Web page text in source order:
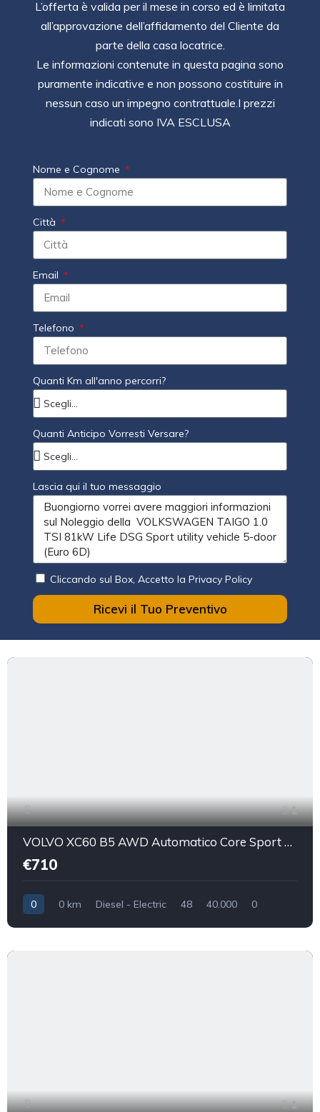
L’offerta è valida per il mese in corso ed è limitata
all’approvazione dell’affidamento del Cliente da
parte della casa locatrice.
Le informazioni contenute in questa pagina sono
puramente indicative e non possono costituire in
nessun caso un impegno contrattuale.I prezzi
indicati sono IVA ESCLUSA
Nome e Cognome
Città
Email
Telefono
Quanti Km all'anno percorri?
Quanti Anticipo Vorresti Versare?
Lascia qui il tuo messaggio
Cliccando sul Box, Accetto la Privacy Policy
Ricevi il Tuo Preventivo
1
VOLVO XC60 B5 AWD Automatico Core Sport Utility Vehicle 5-Door (Euro 6D)
€710
0 0 km Diesel - Electric 48 40.000 0
1